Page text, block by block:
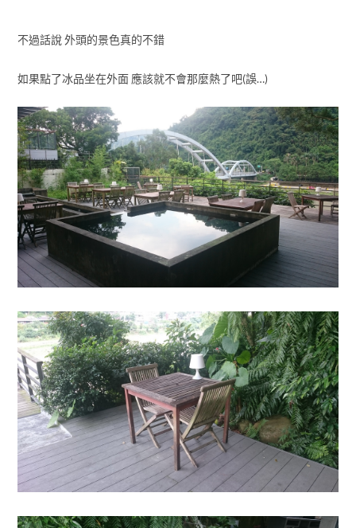
不過話說 外頭的景色真的不錯
如果點了冰品坐在外面 應該就不會那麼熱了吧(誤…)